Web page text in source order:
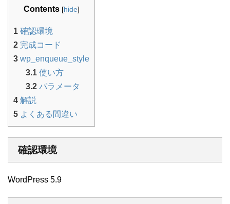
Contents [hide]
1 確認環境
2 完成コード
3 wp_enqueue_style
3.1 使い方
3.2 パラメータ
4 解説
5 よくある間違い
確認環境
WordPress 5.9